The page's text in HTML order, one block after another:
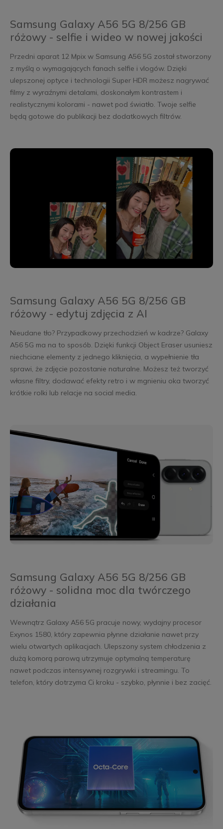
Samsung Galaxy A56 5G 8/256 GB
różowy - selfie i wideo w nowej jakości
Przedni aparat 12 Mpix w Samsung A56 5G został stworzony
z myślą o wymagających fanach selfie i vlogów. Dzięki
ulepszonej optyce i technologii Super HDR możesz nagrywać
filmy z wyraźnymi detalami, doskonałym kontrastem i
realistycznymi kolorami - nawet pod światło. Twoje selfie
będą gotowe do publikacji bez dodatkowych filtrów.
Samsung Galaxy A56 5G 8/256 GB
różowy - edytuj zdjęcia z AI
Nieudane tło? Przypadkowy przechodzień w kadrze? Galaxy
A56 5G ma na to sposób. Dzięki funkcji Object Eraser usuniesz
niechciane elementy z jednego kliknięcia, a wypełnienie tła
sprawi, że zdjęcie pozostanie naturalne. Możesz też tworzyć
własne filtry, dodawać efekty retro i w mgnieniu oka tworzyć
krótkie rolki lub relacje na social media.
Samsung Galaxy A56 5G 8/256 GB
różowy - solidna moc dla twórczego
działania
Wewnątrz Galaxy A56 5G pracuje nowy, wydajny procesor
Exynos 1580, który zapewnia płynne działanie nawet przy
wielu otwartych aplikacjach. Ulepszony system chłodzenia z
dużą komorą parową utrzymuje optymalną temperaturę
nawet podczas intensywnej rozgrywki i streamingu. To
telefon, który dotrzyma Ci kroku - szybko, płynnie i bez zacięć.